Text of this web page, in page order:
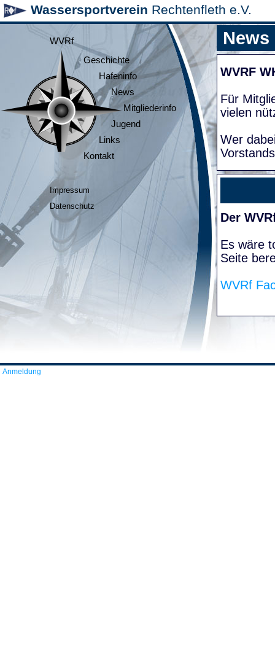
Wassersportverein Rechtenfleth e.V.
WVRf
Geschichte
Hafeninfo
News
Mitgliederinfo
Jugend
Links
Kontakt
Impressum
Datenschutz
News
WVRF
Für
vielen
Wer
Der
Es wäre
Seite
WVRf
Anmeldung